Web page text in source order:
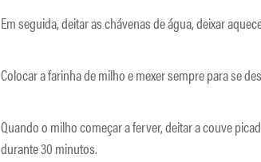
Em seguida, deitar as chávenas de água, deixar
Colocar a farinha de milho e mexer sempre para se
Quando o milho começar a ferver, deitar a couve
durante 30 minutos.